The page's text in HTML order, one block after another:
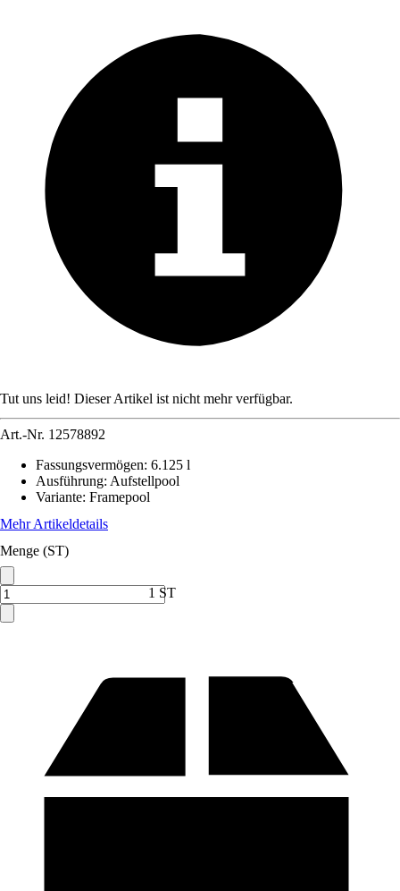
Tut uns leid! Dieser Artikel ist nicht mehr verfügbar.
Art.-Nr. 12578892
Fassungsvermögen: 6.125 l
Ausführung: Aufstellpool
Variante: Framepool
Mehr Artikeldetails
Menge (ST)
1 ST